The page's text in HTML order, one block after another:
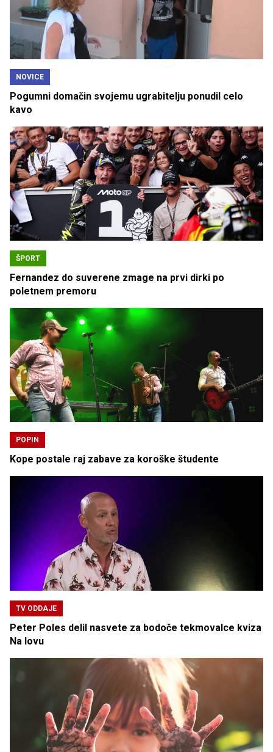
NOVICE
Pogumni domačin svojemu ugrabitelju ponudil celo
kavo
ŠPORT
Fernandez do suverene zmage na prvi dirki po
poletnem premoru
POPIN
Kope postale raj zabave za koroške študente
TV ODDAJE
Peter Poles delil nasvete za bodoče tekmovalce kviza
Na lovu